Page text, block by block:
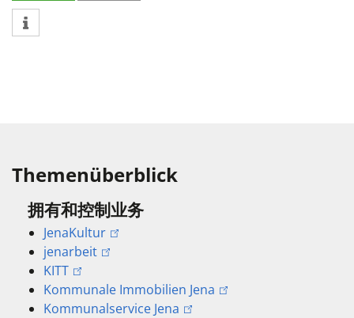
Themenüberblick
拥有和控制业务
JenaKultur
jenarbeit
KITT
Kommunale Immobilien Jena
Kommunalservice Jena